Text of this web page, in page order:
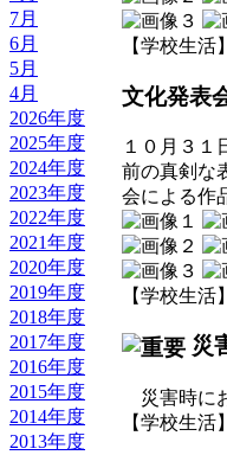
7月
6月
5月
4月
2026年度
2025年度
2024年度
2023年度
2022年度
2021年度
2020年度
2019年度
2018年度
2017年度
2016年度
2015年度
2014年度
2013年度
【学校生活
文化発表
１０月３１
前の真剣な
会による作
【学校生活
災
災害時に
【学校生活